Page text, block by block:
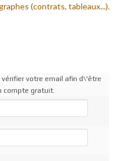
(contrats, tableaux...).
votre email afin d\'être
compte gratuit.